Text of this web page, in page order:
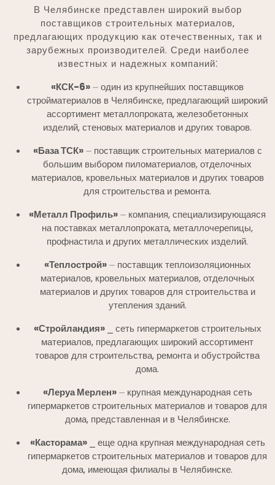
В Челябинске представлен широкий выбор
поставщиков строительных материалов,
предлагающих продукцию как отечественных, так и
зарубежных производителей. Среди наиболее
известных и надежных компаний⁚
«КСК-6»⏤ один из крупнейших поставщиков
стройматериалов в Челябинске, предлагающий широкий
ассортимент металлопроката, железобетонных
изделий, стеновых материалов и других товаров.
«База ТСК»⏤ поставщик строительных материалов с
большим выбором пиломатериалов, отделочных
материалов, кровельных материалов и других товаров
для строительства и ремонта.
«Металл Профиль»⏤ компания, специализирующаяся
на поставках металлопроката, металлочерепицы,
профнастила и других металлических изделий.
«Теплострой»⏤ поставщик теплоизоляционных
материалов, кровельных материалов, отделочных
материалов и других товаров для строительства и
утепления зданий.
«Стройландия»⎯ сеть гипермаркетов строительных
материалов, предлагающих широкий ассортимент
товаров для строительства, ремонта и обустройства
дома.
«Леруа Мерлен»⏤ крупная международная сеть
гипермаркетов строительных материалов и товаров для
дома, представленная и в Челябинске.
«Касторама»⎯ еще одна крупная международная сеть
гипермаркетов строительных материалов и товаров для
дома, имеющая филиалы в Челябинске.